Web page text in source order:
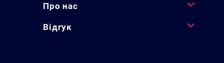
Про нас
Відгук